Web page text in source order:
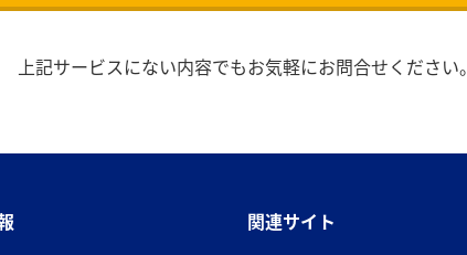
上記サービスにない内容でもお気軽にお問合せください。
関連サイト